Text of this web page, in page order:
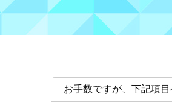
お手数ですが、下記項